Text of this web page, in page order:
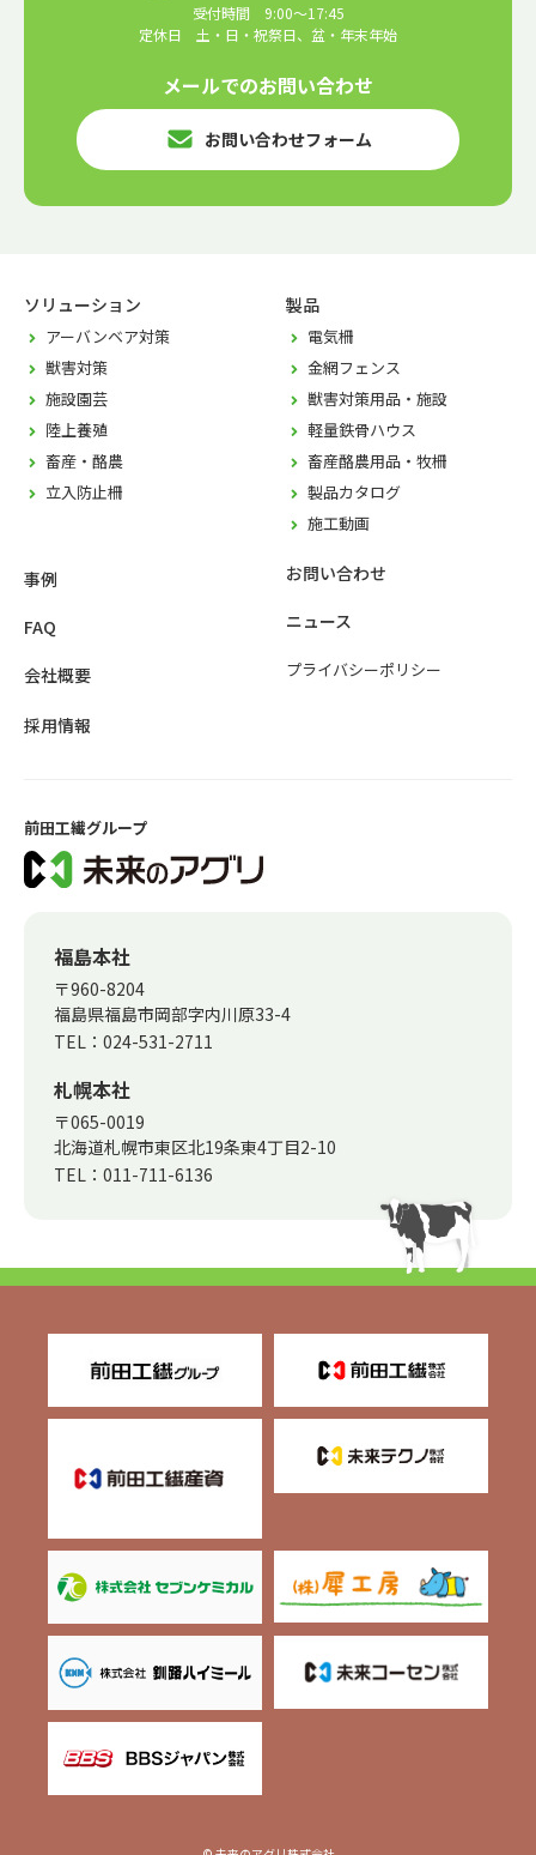
受付時間 9:00～17:45
定休日 土・日・祝祭日、盆・年末年始
メールでのお問い合わせ
お問い合わせフォーム
前田工繊グループ
福島本社
〒960-8204
福島県福島市岡部字内川原33-4
TEL： 024-531-2711
札幌本社
〒065-0019
北海道札幌市東区北19条東4丁目2-10
TEL： 011-711-6136
ソリューション
アーバンベア対策
獣害対策
施設園芸
陸上養殖
畜産・酪農
立入防止柵
製品
電気柵
金網フェンス
獣害対策用品・施設
軽量鉄骨ハウス
畜産酪農用品・牧柵
製品カタログ
施工動画
事例
FAQ
会社概要
採用情報
お問い合わせ
ニュース
プライバシーポリシー